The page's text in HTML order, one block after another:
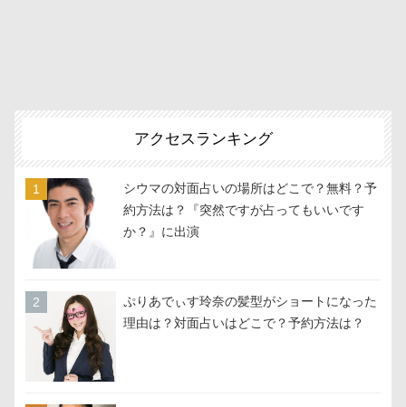
アクセスランキング
シウマの対面占いの場所はどこで？無料？予
約方法は？『突然ですが占ってもいいです
か？』に出演
ぷりあでぃす玲奈の髪型がショートになった
理由は？対面占いはどこで？予約方法は？